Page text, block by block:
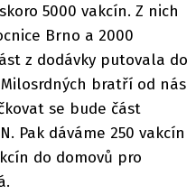
5000 vakcín. Z nich
Brno a 2000
z dodávky putovala do
bratří od nás
se bude část
Pak dáváme 250 vakcín
do domovů pro